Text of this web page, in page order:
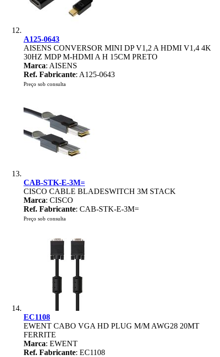
A125-0643
AISENS CONVERSOR MINI DP V1,2 A HDMI V1,4 4K
30HZ MDP M-HDMI A H 15CM PRETO
Marca: AISENS
Ref. Fabricante: A125-0643
Preço sob consulta
CAB-STK-E-3M=
CISCO CABLE BLADESWITCH 3M STACK
Marca: CISCO
Ref. Fabricante: CAB-STK-E-3M=
Preço sob consulta
EC1108
EWENT CABO VGA HD PLUG M/M AWG28 20MT
FERRITE
Marca: EWENT
Ref. Fabricante: EC1108